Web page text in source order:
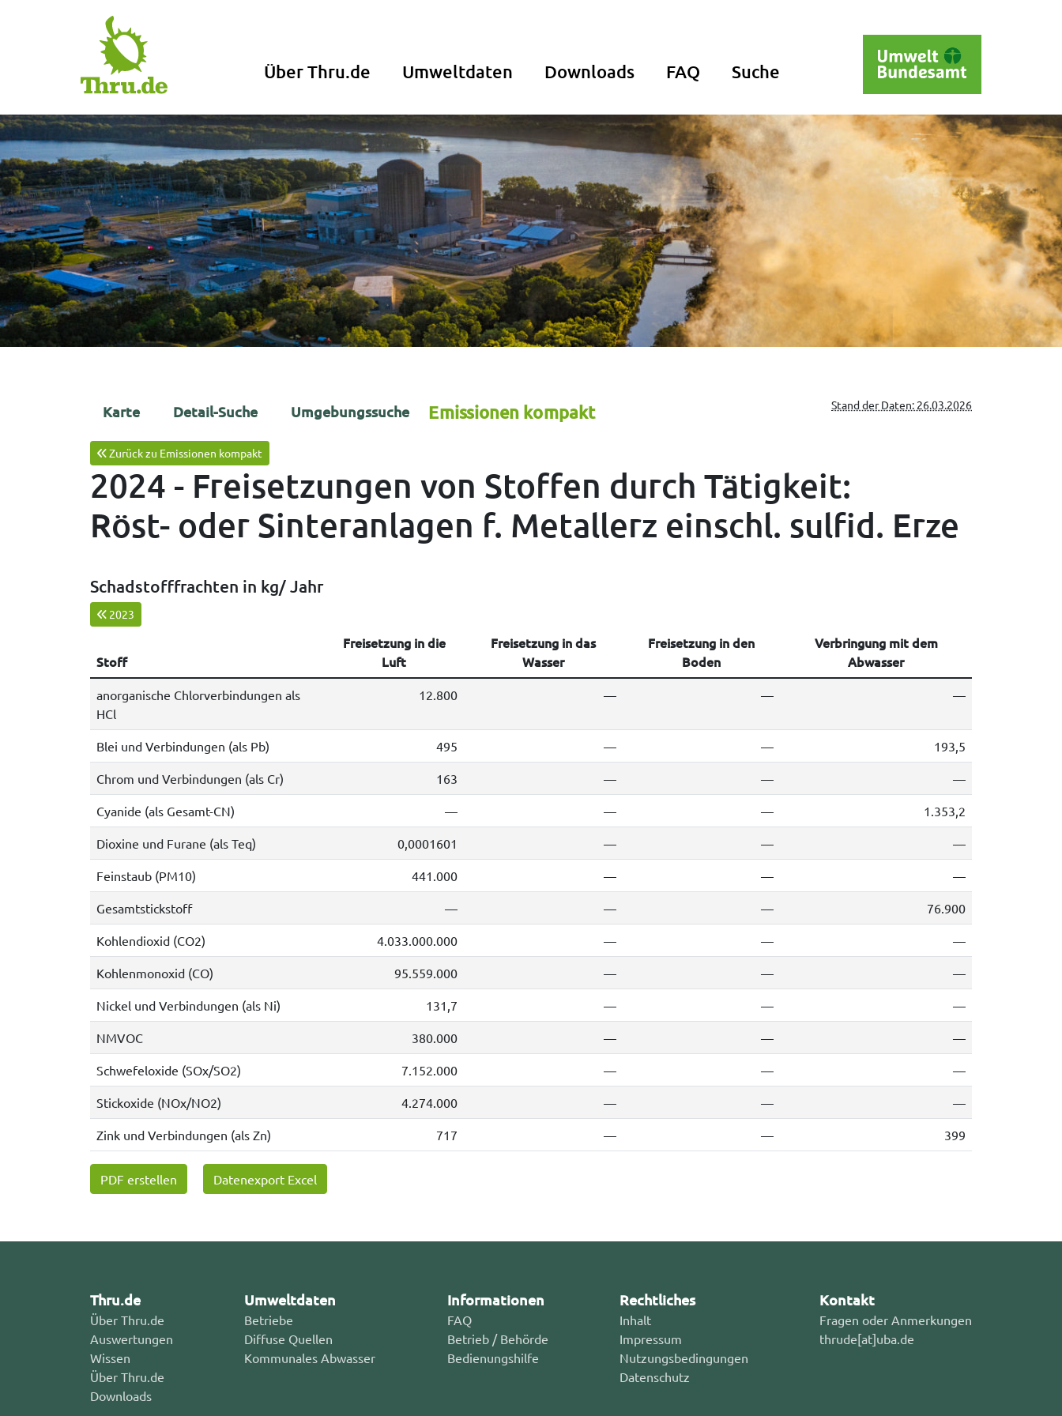
Über Thru.de Umweltdaten Downloads FAQ Suche
Stand der Daten: 26.03.2026
Karte Detail-Suche Umgebungssuche Emissionen kompakt
Zurück zu Emissionen kompakt
2024 - Freisetzungen von Stoffen durch Tätigkeit:
Röst- oder Sinteranlagen f. Metallerz einschl. sulfid. Erze
Schadstofffrachten in kg/ Jahr
2023
Stoff
Freisetzung in die
Luft
Freisetzung in das
Wasser
Freisetzung in den
Boden
Verbringung mit dem
Abwasser
anorganische Chlorverbindungen als
HCl
12.800 — — —
Blei und Verbindungen (als Pb) 495 — — 193,5
Chrom und Verbindungen (als Cr) 163 — — —
Cyanide (als Gesamt-CN) — — — 1.353,2
Dioxine und Furane (als Teq) 0,0001601 — — —
Feinstaub (PM10) 441.000 — — —
Gesamtstickstoff — — — 76.900
Kohlendioxid (CO2) 4.033.000.000 — — —
Kohlenmonoxid (CO) 95.559.000 — — —
Nickel und Verbindungen (als Ni) 131,7 — — —
NMVOC 380.000 — — —
Schwefeloxide (SOx/SO2) 7.152.000 — — —
Stickoxide (NOx/NO2) 4.274.000 — — —
Zink und Verbindungen (als Zn) 717 — — 399
PDF erstellen Datenexport Excel
Thru.de
Über Thru.de
Auswertungen
Wissen
Über Thru.de
Downloads
Umweltdaten
Betriebe
Diffuse Quellen
Kommunales Abwasser
Informationen
FAQ
Betrieb / Behörde
Bedienungshilfe
Rechtliches
Inhalt
Impressum
Nutzungsbedingungen
Datenschutz
Kontakt
Fragen oder Anmerkungen
thrude[at]uba.de